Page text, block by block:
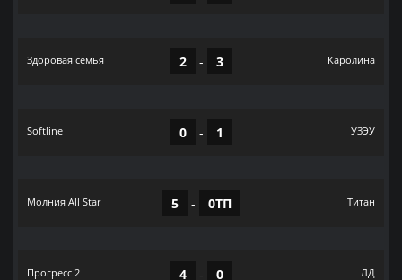
Здоровая семья 2 - 3 Каролина
Softline 0 - 1 УЗЭУ
Молния All Star 5 - 0ТП Титан
Прогресс 2 4 - 0 ЛД